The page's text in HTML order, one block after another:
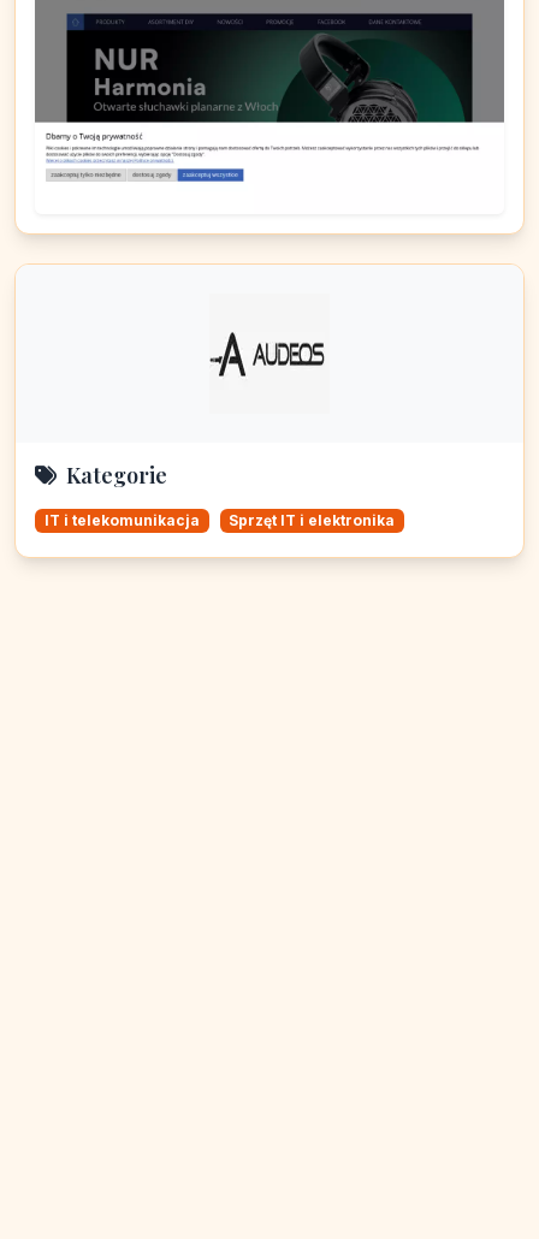
Kategorie
IT i telekomunikacja Sprzęt IT i elektronika